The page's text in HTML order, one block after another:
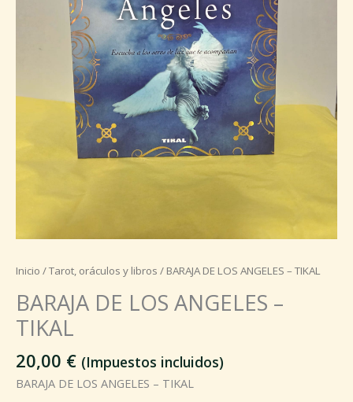
Inicio /Tarot, oráculos y libros / BARAJA DE LOS ANGELES – TIKAL
BARAJA DE LOS ANGELES –
TIKAL
20,00 € (Impuestos incluidos)
BARAJA DE LOS ANGELES – TIKAL